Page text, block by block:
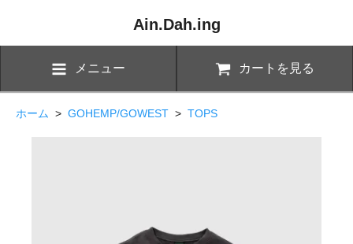
Ain.Dah.ing
メニュー カートを見る
ホーム > GOHEMP/GOWEST > TOPS